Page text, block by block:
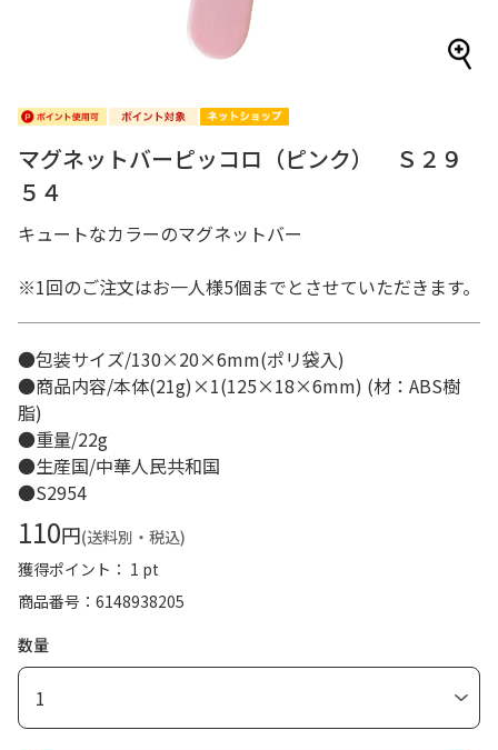
マグネットバーピッコロ（ピンク） Ｓ２９
５４
キュートなカラーのマグネットバー
※1回のご注文はお一人様5個までとさせていただきます。
●包装サイズ/130×20×6mm(ポリ袋入)
●商品内容/本体(21g)×1(125×18×6mm) (材：ABS樹
脂)
●重量/22g
●生産国/中華人民共和国
●S2954
110円(送料別・税込)
獲得ポイント： 1 pt
商品番号
6148938205
数量
1